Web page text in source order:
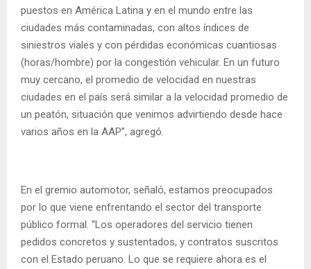
puestos en América Latina y en el mundo entre las
ciudades más contaminadas, con altos índices de
siniestros viales y con pérdidas económicas cuantiosas
(horas/hombre) por la congestión vehicular. En un futuro
muy cercano, el promedio de velocidad en nuestras
ciudades en el país será similar a la velocidad promedio de
un peatón, situación que venimos advirtiendo desde hace
varios años en la AAP”, agregó.
En el gremio automotor, señaló, estamos preocupados
por lo que viene enfrentando el sector del transporte
público formal. “Los operadores del servicio tienen
pedidos concretos y sustentados, y contratos suscritos
con el Estado peruano. Lo que se requiere ahora es el